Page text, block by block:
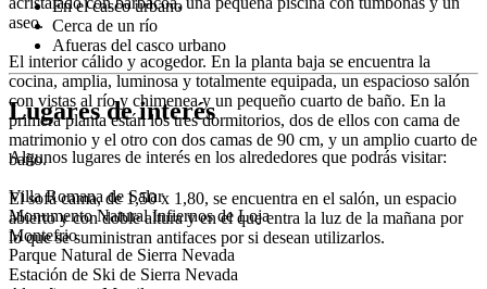
aseo.
El interior cálido y acogedor. En la planta baja se encuentra la
cocina, amplia, luminosa y totalmente equipada, un espacioso salón
con vistas al río y chimenea y un pequeño cuarto de baño. En la
primera planta están los tres dormitorios, dos de ellos con cama de
matrimonio y el otro con dos camas de 90 cm, y un amplio cuarto de
baño.
El sofá cama, de 1,50 x 1,80, se encuentra en el salón, un espacio
abierto y con doble altura y en el que entra la luz de la mañana por
lo que se suministran antifaces por si desean utilizarlos.
En el casco urbano
Cerca de un río
Afueras del casco urbano
Lugares de interés
Algunos lugares de interés en los alrededores que podrás visitar:
Villa Romana de Salar
Monumento Natural Infiernos de Loja
Montefrio
Parque Natural de Sierra Nevada
Estación de Ski de Sierra Nevada